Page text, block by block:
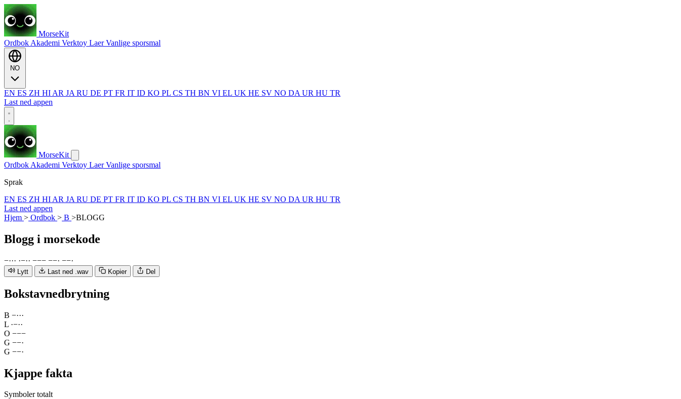
MorseKit
Ordbok Akademi Verktoy LaerVanlige sporsmal
EN ES ZH HI AR JA RU DE PT FR IT ID KO PL CS TH BN VI EL UK HE SV NO DA UR HU TR
Last ned appen
MorseKit
Ordbok Akademi Verktoy LaerVanlige sporsmal
Sprak
EN ES ZH HI AR JA RU DE PT FR IT ID KO PL CS TH BN VI EL UK HE SV NO DA UR HU TR
Last ned appen
Hjem > Ordbok > B >BLOGG
Blogg i morsekode
−··· ·−·· −−− −−· −−·
Lytt Last ned .wav Kopier Del
Bokstavnedbrytning
B −···
L ·−··
O −−−
G −−·
G −−·
Kjappe fakta
Symboler totalt